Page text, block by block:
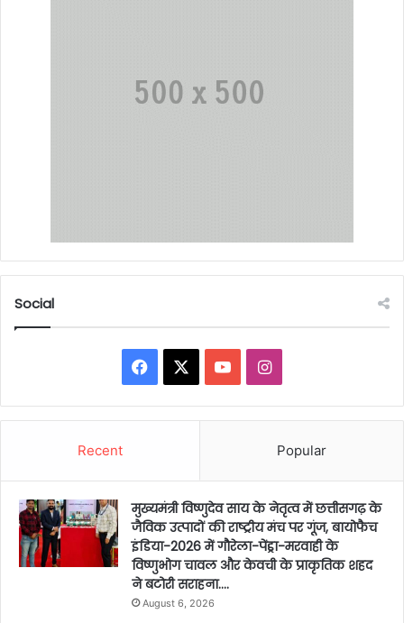
Social
Facebook YouTubeInstagram
Recent Popular
मुख्यमंत्री विष्णुदेव साय के नेतृत्व में छत्तीसगढ़ के
जैविक उत्पादों की राष्ट्रीय मंच पर गूंज, बायोफैच
इंडिया-2026 में गौरेला-पेंड्रा-मरवाही के
विष्णुभोग चावल और केवची के प्राकृतिक शहद
ने बटोरी सराहना….
August 6, 2026